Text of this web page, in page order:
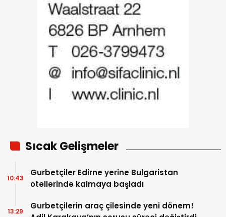
Sıcak Gelişmeler
Gurbetçiler Edirne yerine Bulgaristan
otellerinde kalmaya başladı
10:43
Gurbetçilerin araç çilesinde yeni dönem!
13:29